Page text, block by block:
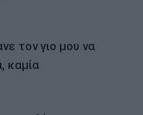
τον γιο μου να
καμία